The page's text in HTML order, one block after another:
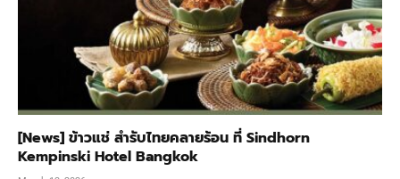
[News] ข้าวแช่ สำรับไทยคลายร้อน ที่ Sindhorn
Kempinski Hotel Bangkok